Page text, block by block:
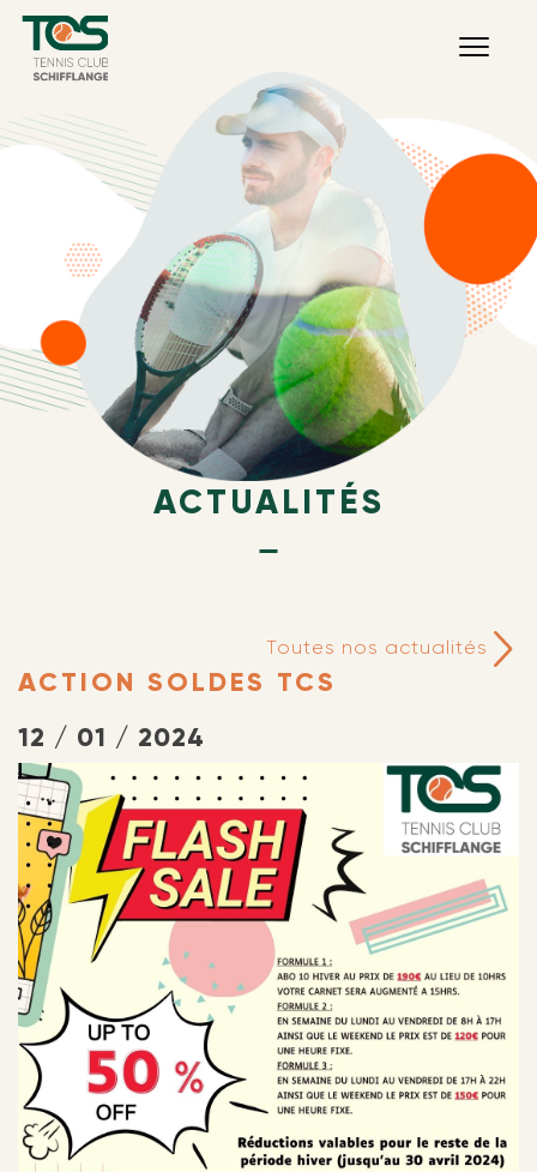
ACTUALITÉS
ACTION SOLDES TCS
12 / 01 / 2024
Toutes nos actualités